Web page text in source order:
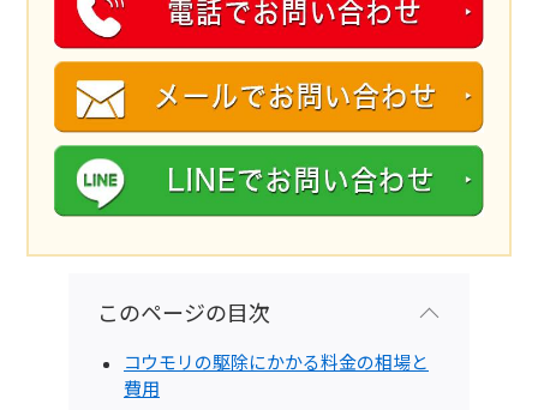
このページの目次
コウモリの駆除にかかる料金の相場と
費用